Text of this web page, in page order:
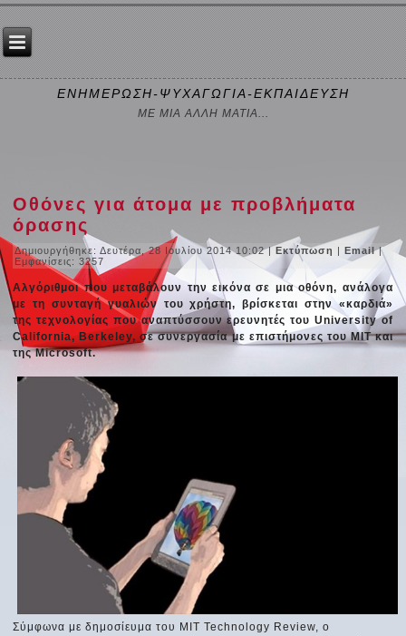
ΕΝΗΜΕΡΩΣΗ-ΨΥΧΑΓΩΓΙΑ-ΕΚΠΑΙΔΕΥΣΗ
ΜΕ ΜΙΑ ΑΛΛΗ ΜΑΤΙΑ...
Οθόνες για άτομα με προβλήματα
όρασης
Δημιουργήθηκε: Δευτέρα, 28 Ιουλίου 2014 10:02|Εκτύπωση |Email|
Εμφανίσεις: 3257
Αλγόριθμοι που μεταβάλουν την εικόνα σε μια οθόνη, ανάλογα
με τη συνταγή γυαλιών του χρήστη, βρίσκεται στην «καρδιά»
της τεχνολογίας που αναπτύσσουν ερευνητές του University of
California, Berkeley, σε συνεργασία με επιστήμονες του ΜΙΤ και
της Microsoft.
Σύμφωνα με δημοσίευμα του ΜΙΤ Technology Review, ο